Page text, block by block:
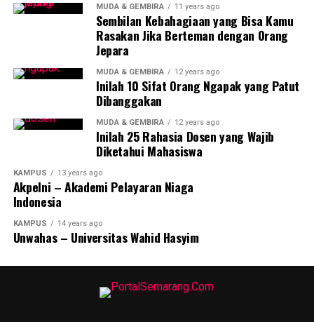
MUDA & GEMBIRA 11 years ago
Sembilan Kebahagiaan yang Bisa Kamu
Rasakan Jika Berteman dengan Orang
Jepara
MUDA & GEMBIRA 12 years ago
Inilah 10 Sifat Orang Ngapak yang Patut
Dibanggakan
MUDA & GEMBIRA 12 years ago
Inilah 25 Rahasia Dosen yang Wajib
Diketahui Mahasiswa
KAMPUS 13 years ago
Akpelni – Akademi Pelayaran Niaga
Indonesia
KAMPUS 14 years ago
Unwahas – Universitas Wahid Hasyim